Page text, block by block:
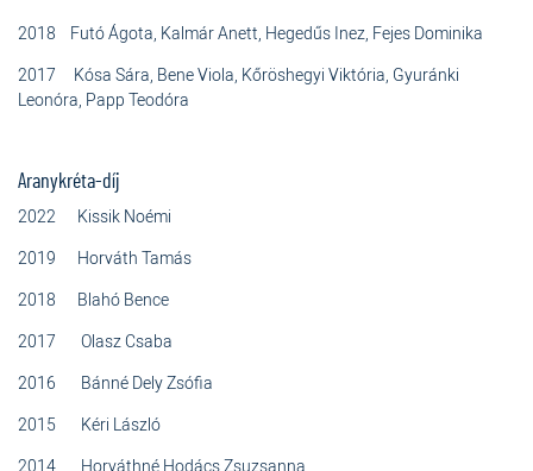
2018 Futó Ágota, Kalmár Anett, Hegedűs Inez, Fejes Dominika
2017 Kósa Sára, Bene Viola, Kőröshegyi Viktória, Gyuránki
Leonóra, Papp Teodóra
Aranykréta-díj
2022 Kissik Noémi
2019 Horváth Tamás
2018 Blahó Bence
2017 Olasz Csaba
2016 Bánné Dely Zsófia
2015 Kéri László
2014 Horváthné Hodács Zsuzsanna